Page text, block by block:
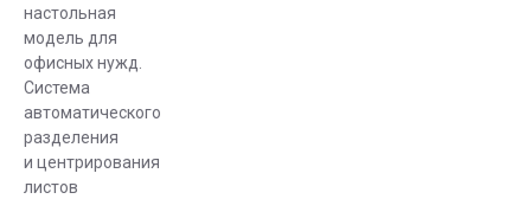
настольная
модель для
офисных нужд.
Система
автоматического
разделения
и центрирования
листов